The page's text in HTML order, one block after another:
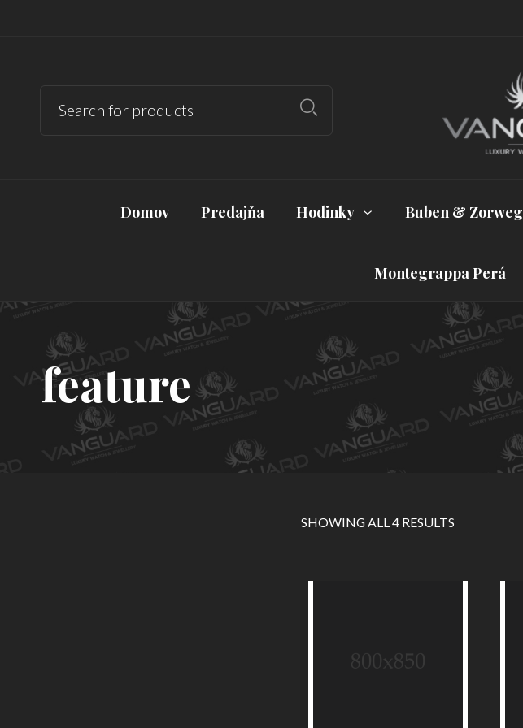
Domov Predajňa Hodinky Buben & Zorweg
Montegrappa Perá
feature
SHOWING ALL 4 RESULTS